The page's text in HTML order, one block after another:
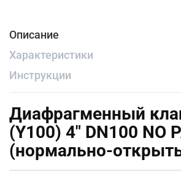
Описание
Характеристики
Инструкции
Диафрагменный
(Y100) 4″ DN100 NO
(нормально-